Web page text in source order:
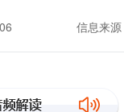
信息来